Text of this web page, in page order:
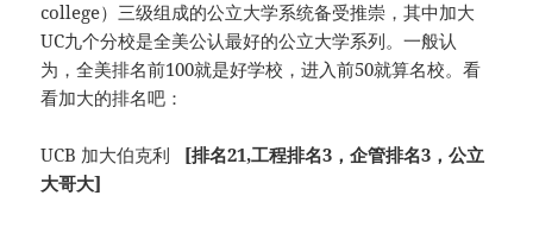
college）三级组成的公立大学系统备受推崇，其中加大
UC九个分校是全美公认最好的公立大学系列。一般认
为，全美排名前100就是好学校，进入前50就算名校。看
看加大的排名吧：
UCB 加大伯克利 [排名21,工程排名3，企管排名3，公立
大哥大]